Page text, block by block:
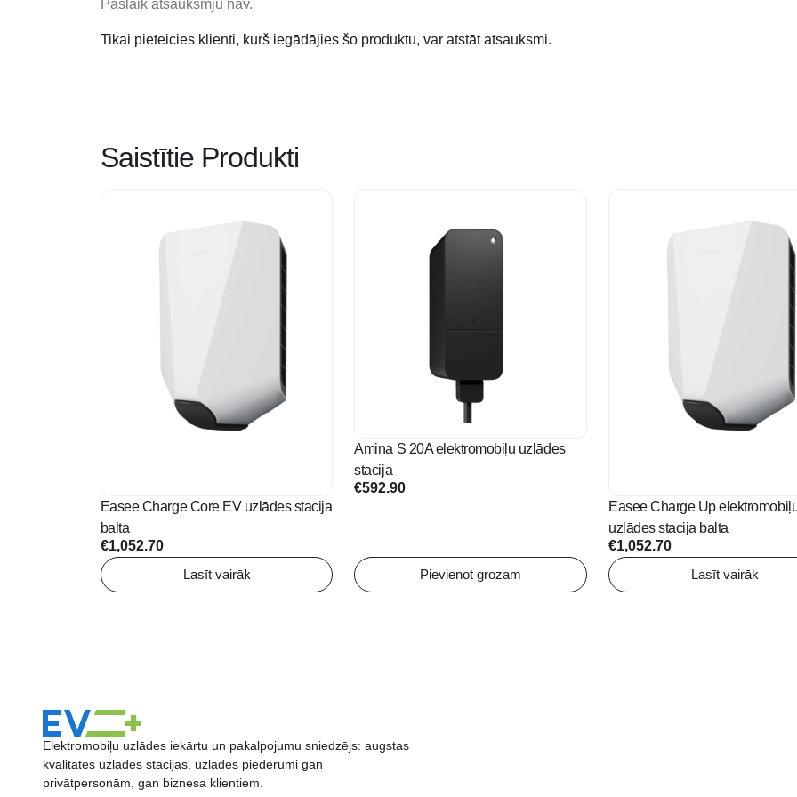
Pašlaik atsauksmju nav.
Tikai pieteicies klienti, kurš iegādājies šo produktu, var atstāt atsauksmi.
Saistītie Produkti
Easee Charge Core EV uzlādes stacija
balta
€1,052.70
Lasīt vairāk
Amina S 20A elektromobiļu uzlādes
stacija
€592.90
Pievienot grozam
Easee Charge Up
uzlādes stacija balta
€1,052.70
Lasīt vairāk
Elektromobiļu uzlādes iekārtu un pakalpojumu sniedzējs: augstas
kvalitātes uzlādes stacijas, uzlādes piederumi gan
privātpersonām, gan biznesa klientiem.